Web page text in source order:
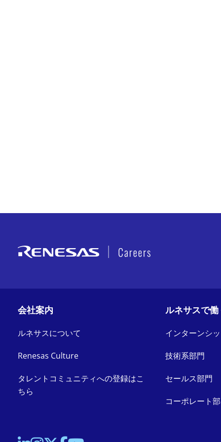
会社案内
ルネサスについて
Renesas Culture
タレントコミュニティへの登録はこ
ちら
ルネサスで働
インターンシ
技術系部門
セールス部門
コーポレート